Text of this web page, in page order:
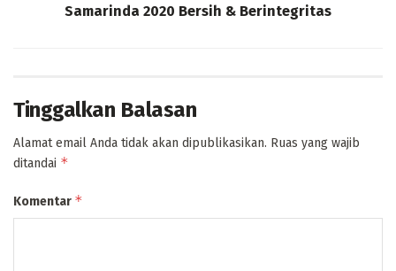
Samarinda 2020 Bersih & Berintegritas
Tinggalkan Balasan
Alamat email Anda tidak akan dipublikasikan. Ruas yang wajib
ditandai *
Komentar *